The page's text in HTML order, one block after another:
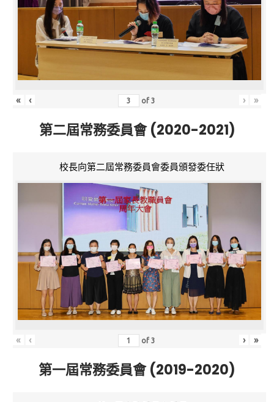
« ‹ of3 › »
第二屆常務委員會 (2020-2021)
校長向第二屆常務委員會委員頒發委任狀
« ‹ of3 › »
第一屆常務委員會 (2019-2020)